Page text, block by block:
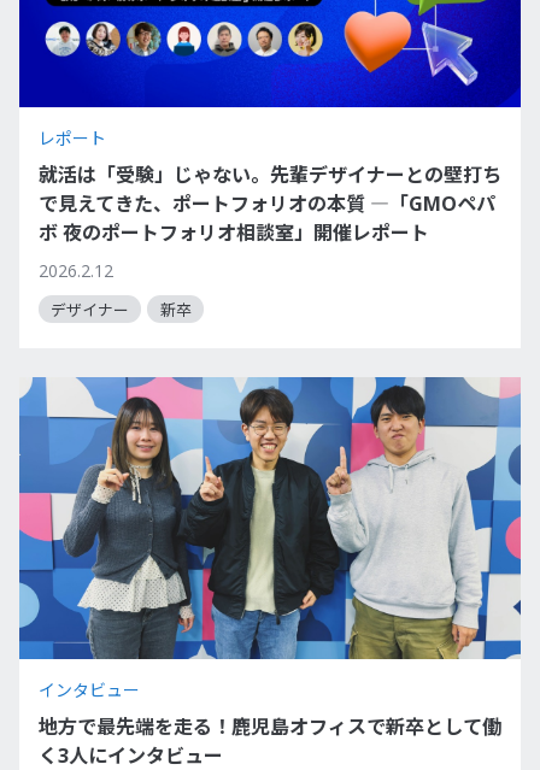
レポート
就活は「受験」じゃない。先輩デザイナーとの壁打ち
で見えてきた、ポートフォリオの本質 ―「GMOペパ
ボ 夜のポートフォリオ相談室」開催レポート
2026.2.12
デザイナー 新卒
インタビュー
地方で最先端を走る！鹿児島オフィスで新卒として働
く3人にインタビュー